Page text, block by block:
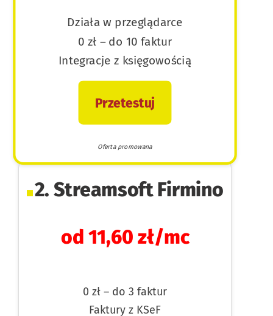
2. Streamsoft Firmino
od 11,60 zł/mc
0 zł – do 3 faktur
Faktury z KSeF
Działa w przeglądarce
0 zł – do 10 faktur
Integracje z księgowością
Przetestuj
Oferta promowana